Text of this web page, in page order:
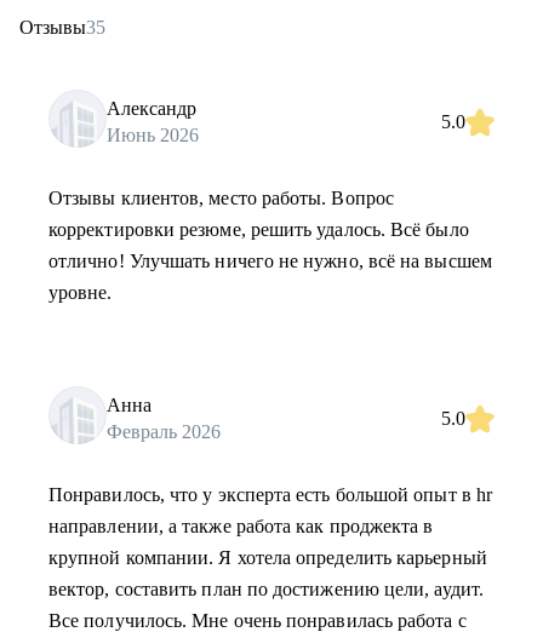
Отзывы35
Александр
Июнь 2026
5.0
Отзывы клиентов, место работы. Вопрос
корректировки резюме, решить удалось. Всё было
отлично! Улучшать ничего не нужно, всё на высшем
уровне.
Анна
Февраль 2026
5.0
Понравилось, что у эксперта есть большой опыт в hr
направлении, а также работа как проджекта в
крупной компании. Я хотела определить карьерный
вектор, составить план по достижению цели, аудит.
Все получилось. Мне очень понравилась работа с